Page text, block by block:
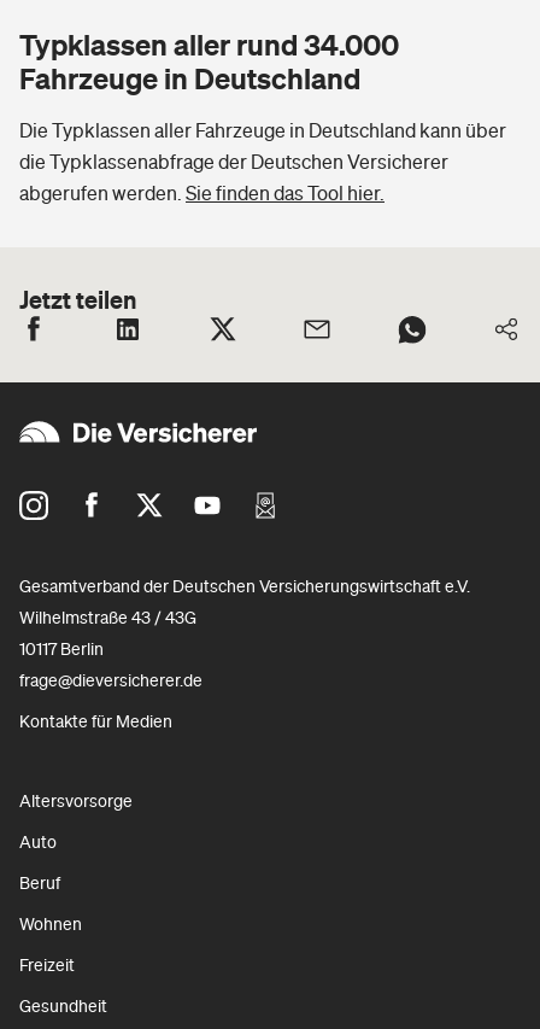
Typklassen aller rund 34.000
Fahrzeuge in Deutschland
Die Typklassen aller Fahrzeuge in Deutschland kann über
die Typklassenabfrage der Deutschen Versicherer
abgerufen werden. Sie finden das Tool hier.
Jetzt teilen
Gesamtverband der Deutschen Versicherungswirtschaft e.V.
Wilhelmstraße 43 / 43G
10117 Berlin
frage@dieversicherer.de
Kontakte für Medien
Altersvorsorge
Auto
Beruf
Wohnen
Freizeit
Gesundheit